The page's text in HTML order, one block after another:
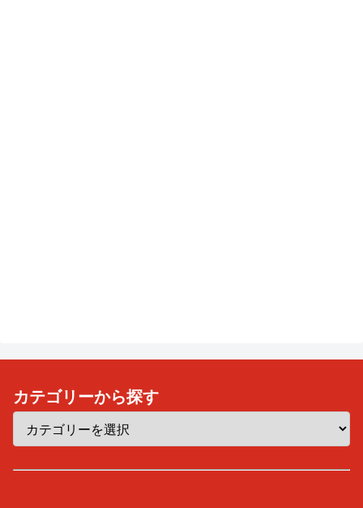
カテゴリーから探す